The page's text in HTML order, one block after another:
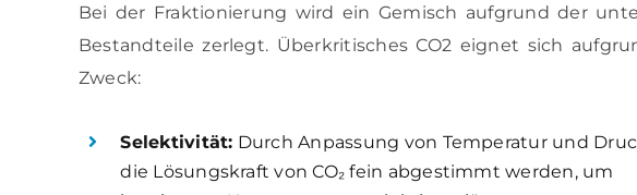
Bei der Fraktionierung wird ein Gemisch aufgrund der
Bestandteile zerlegt. Überkritisches CO2 eignet sich
Zweck:
Selektivität: Durch Anpassung von Temperatur und
die Lösungskraft von CO₂ fein abgestimmt werden, um